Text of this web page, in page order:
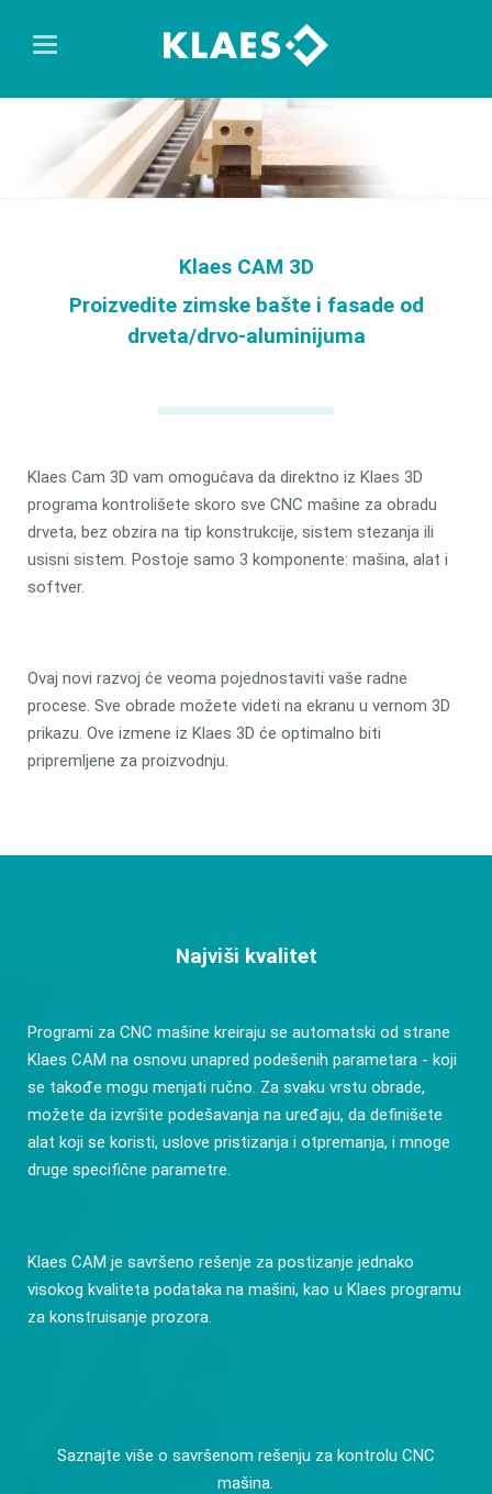
Klaes CAM 3D
Proizvedite zimske bašte i fasade od
drveta/drvo-aluminijuma
Klaes Cam 3D vam omogućava da direktno iz Klaes 3D
programa kontrolišete skoro sve CNC mašine za obradu
drveta, bez obzira na tip konstrukcije, sistem stezanja ili
usisni sistem. Postoje samo 3 komponente: mašina, alat i
softver.
Ovaj novi razvoj će veoma pojednostaviti vaše radne
procese. Sve obrade možete videti na ekranu u vernom 3D
prikazu. Ove izmene iz Klaes 3D će optimalno biti
pripremljene za proizvodnju.
Najviši kvalitet
Programi za CNC mašine kreiraju se automatski od strane
Klaes CAM na osnovu unapred podešenih parametara - koji
se takođe mogu menjati ručno. Za svaku vrstu obrade,
možete da izvršite podešavanja na uređaju, da definišete
alat koji se koristi, uslove pristizanja i otpremanja, i mnoge
druge specifične parametre.
Klaes CAM je savršeno rešenje za postizanje jednako
visokog kvaliteta podataka na mašini, kao u Klaes programu
za konstruisanje prozora.
Saznajte više o savršenom rešenju za kontrolu CNC
mašina.